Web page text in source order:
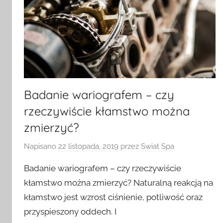
Badanie wariografem – czy
rzeczywiście kłamstwo można
zmierzyć?
Napisano 22 listopada, 2019 przez Swiat Spa
Badanie wariografem – czy rzeczywiście
kłamstwo można zmierzyć? Naturalną reakcją na
kłamstwo jest wzrost ciśnienie, potliwość oraz
przyspieszony oddech. I